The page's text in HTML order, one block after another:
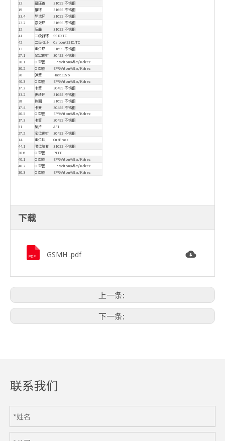
32 副压盖 316SS 不锈钢
19 推环
316SS 不锈钢
33.4
导流环
316SS 不锈钢
23.2
泵效环 316SS 不锈钢
12 压盖 316SS 不锈钢
41 二级静环
SSIC/TC
42
二级动环
Carbon/SSIC/TC
13
定位环 316SS 不锈钢
27.1 紧定螺钉 304SS 不锈钢
30.1 O 型圈
EPR/Viton/Aflas/Kalrez
30.2
O 型圈
EPR/Viton/Aflas/Kalrez
20
弹簧 Hast.C276
40.3 O 型圈 EPR/Viton/Aflas/Kalrez
17.2 卡簧
304SS 不锈钢
33.2
传动环
316SS 不锈钢
38
挡圈
316SS 不锈钢
17.4
卡簧
304SS 不锈钢
40.5
O 型圈
EPR/Viton/Aflas/Kalrez
17.3
卡簧
304SS 不锈钢
51
垫片
AF1
27.2
定位螺钉 304SS 不锈钢
14 定位块 Cu/Brass
44.1 限位轴套
316SS 不锈钢
30.6
O 型圈
PTFE
40.1
O 型圈 EPR/Viton/Aflas/Kalrez
40.2 O 型圈 EPR/Viton/Aflas/Kalrez
30.3 O 型圈 EPR/Viton/Aflas/Kalrez
下载
GSMH .pdf
上一条:
下一条:
联系我们